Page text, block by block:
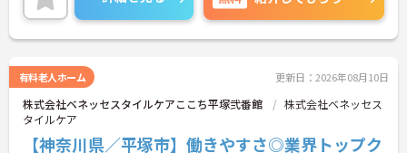
＜寄り添ったケアの実施＞利用者さまに深く寄り添
ったサービスの提供を目指し、職員の専門性を高め
るような人材育成にも注力されています。
詳細をお話ししますのでお気軽にご相談ください！
有料老人ホーム 更新日：2026年08月10日
株式会社ベネッセスタイルケアここち平塚弐番館
株式会社ベネッセス
タイルケア
【神奈川県／平塚市】働きやすさ◎業界トップク